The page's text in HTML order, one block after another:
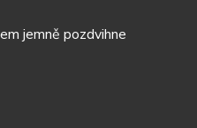
jemně pozdvihne